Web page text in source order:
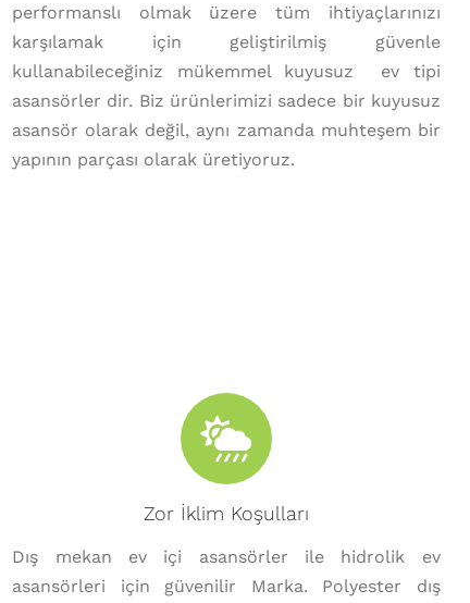
performanslı olmak üzere tüm ihtiyaçlarınızı
karşılamak için geliştirilmiş güvenle
kullanabileceğiniz mükemmel kuyusuz ev tipi
asansörler dir. Biz ürünlerimizi sadece bir kuyusuz
asansör olarak değil, aynı zamanda muhteşem bir
yapının parçası olarak üretiyoruz.
Zor İklim Koşulları
Dış mekan ev içi asansörler ile hidrolik ev
asansörleri için güvenilir Marka. Polyester dış